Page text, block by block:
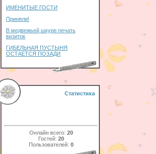
ИМЕНИТЫЕ ГОСТИ
Приняли!
В медвежьей шкуре печать
визиток
ГИБЕЛЬНАЯ ПУСТЫНЯ
ОСТАЕТСЯ ПОЗАДИ
Статистика
Онлайн всего: 20
Гостей: 20
Пользователей: 0